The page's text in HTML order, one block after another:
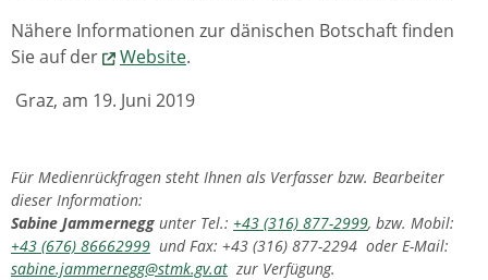
Nähere Informationen zur dänischen Botschaft finden
Sie auf der
Website.
Graz, am 19. Juni 2019
Für Medienrückfragen steht Ihnen als Verfasser bzw. Bearbeiter
dieser Information:
Sabine Jammernegg unter Tel.: +43 (316) 877-2999, bzw. Mobil:
+43 (676) 86662999 und Fax: +43 (316) 877-2294 oder E-Mail:
sabine.jammernegg@stmk.gv.at zur Verfügung.